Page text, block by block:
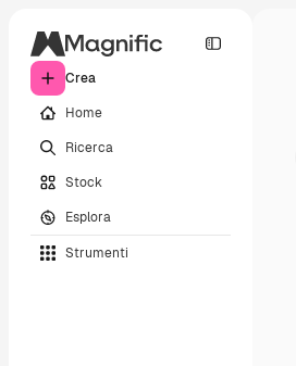
Crea
Home
Ricerca
Stock
Esplora
Strumenti